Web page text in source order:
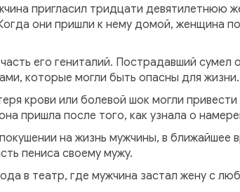
пригласил тридцати девятилетнюю
они пришли к нему домой, женщина
его гениталий. Пострадавший сумел
которые могли быть опасны для жизни.
крови или болевой шок могли
пришла после того, как узнала о
на жизнь мужчины, в ближайшее
пениса своему мужу.
в театр, где мужчина застал жену с